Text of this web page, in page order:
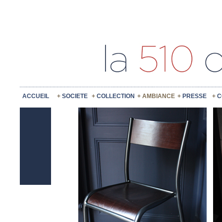
ACCUEIL SOCIETE COLLECTION AMBIANCE PRESSE